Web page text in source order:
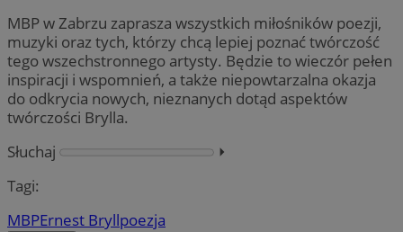
MBP w Zabrzu zaprasza wszystkich miłośników poezji,
muzyki oraz tych, którzy chcą lepiej poznać twórczość
tego wszechstronnego artysty. Będzie to wieczór pełen
inspiracji i wspomnień, a także niepowtarzalna okazja
do odkrycia nowych, nieznanych dotąd aspektów
twórczości Brylla.
Słuchaj
⏵︎
Tagi:
MBPErnest Bryllpoezja